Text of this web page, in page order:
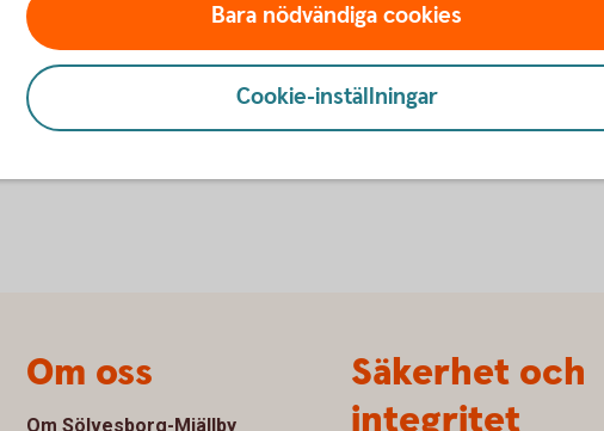
Bara nödvändiga cookies
Cookie-inställningar
Om oss
Om Sölvesborg-Mjällby
Säkerhet och